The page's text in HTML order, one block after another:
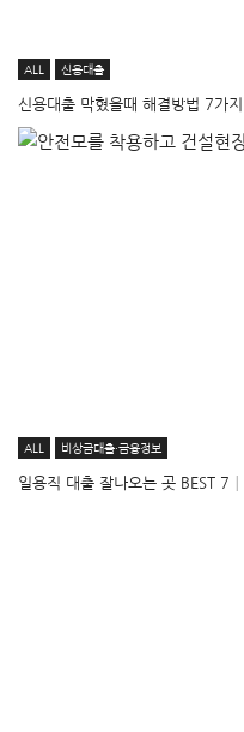
ALL 신용대출
신용대출 막혔을때 해결방법 7가
ALL 비상금대출·금융정보
일용직 대출 잘나오는 곳 BEST 7│